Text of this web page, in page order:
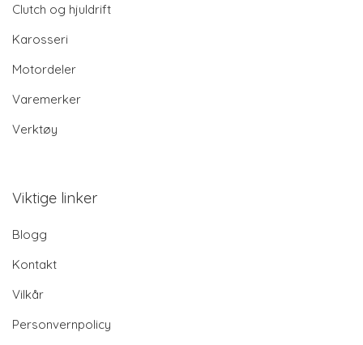
Clutch og hjuldrift
Karosseri
Motordeler
Varemerker
Verktøy
Viktige linker
Blogg
Kontakt
Vilkår
Personvernpolicy